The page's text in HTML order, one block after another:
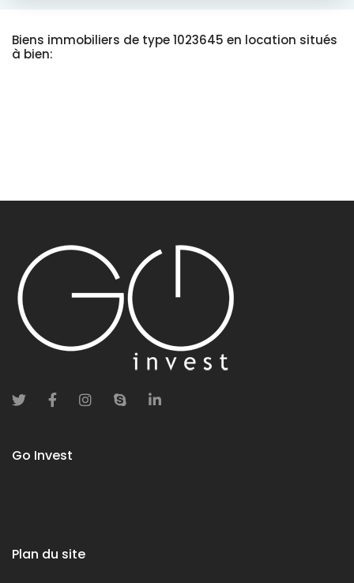
Biens immobiliers de type 1023645 en location situés
à bien:
Go Invest
Plan du site